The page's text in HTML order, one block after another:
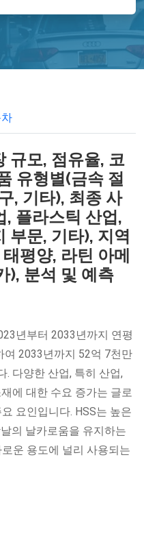
규모, 점유율, 코
유형별(금속 절
, 기타), 최종 사
, 플라스틱 산업,
부문, 기타), 지역
평양, 라틴 아메
), 분석 및 예측
년부터 2033년까지 연평
여 2033년까지 52억 7천만
. 다양한 산업, 특히 산업,
에 대한 수요 증가는 글로
요인입니다. HSS는 높은
의 날카로움을 유지하는
운 용도에 널리 사용되는